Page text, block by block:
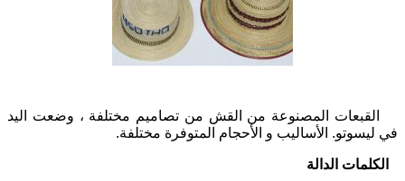
القبعات المصنوعة من القش من تصاميم مختلفة ، وضعت اليد
ليسوتو. الأساليب و الأحجام المتوفرة مختلفة.
الكلمات الدالة